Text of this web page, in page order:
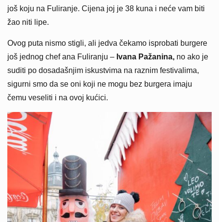
još koju na Fuliranje. Cijena joj je 38 kuna i neće vam biti
žao niti lipe.
Ovog puta nismo stigli, ali jedva čekamo isprobati burgere
još jednog chef ana Fuliranju – Ivana Pažanina, no ako je
suditi po dosadašnjim iskustvima na raznim festivalima,
sigurni smo da se oni koji ne mogu bez burgera imaju
čemu veseliti i na ovoj kućici.